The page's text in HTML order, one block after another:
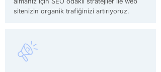
sitenizin organik trafiğinizi artırıyoruz.